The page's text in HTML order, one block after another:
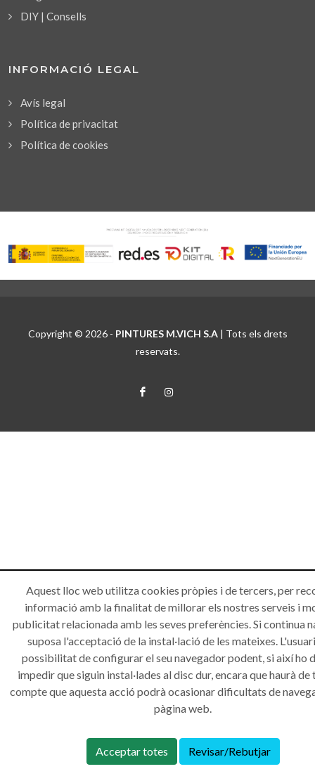
DIY | Consells
INFORMACIÓ LEGAL
Avís legal
Política de privacitat
Política de cookies
Copyright © 2026 - PINTURES M.VICH S.A| Tots els drets
reservats.
Aquest lloc web utilitza cookies pròpies i de tercers, per
informació amb la finalitat de millorar els nostres serveis i
publicitat relacionada amb les seves preferències. Si continua
suposa l'acceptació de la instal·lació de les mateixes.
possibilitat de configurar el seu navegador podent, si així ho
impedir que siguin instal·lades al disc dur, encara que haurà de
compte que aquesta acció podrà ocasionar dificultats de
pàgina web.
Acceptar totes Revisar/Rebutjar